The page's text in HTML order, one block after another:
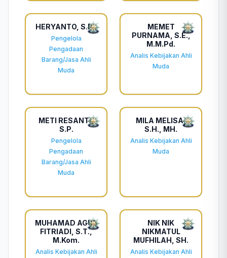
HERYANTO, S.Pi.
Pengelola
Pengadaan
Barang/Jasa Ahli
Muda
MEMET
PURNAMA, S.E.,
M.M.Pd.
Analis Kebijakan Ahli
Muda
METI RESANTI,
S.P.
Pengelola
Pengadaan
Barang/Jasa Ahli
Muda
MILA MELISA,
S.H., MH.
Analis Kebijakan Ahli
Muda
MUHAMAD AGUS
FITRIADI, S.T.,
M.Kom.
Analis Kebijakan Ahli
NIK NIK
NIKMATUL
MUFHILAH, SH.
Analis Kebijakan Ahli